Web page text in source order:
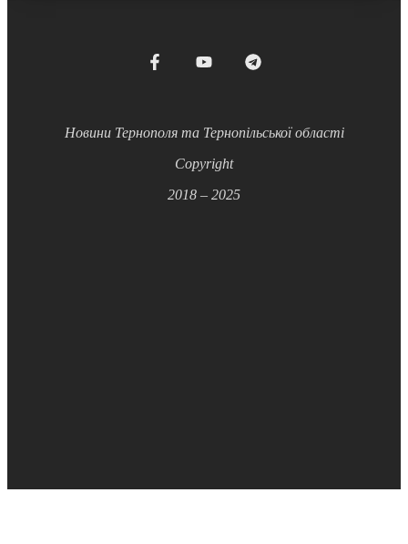
Новини Тернополя та Тернопільської області
Copyright
2018 – 2025